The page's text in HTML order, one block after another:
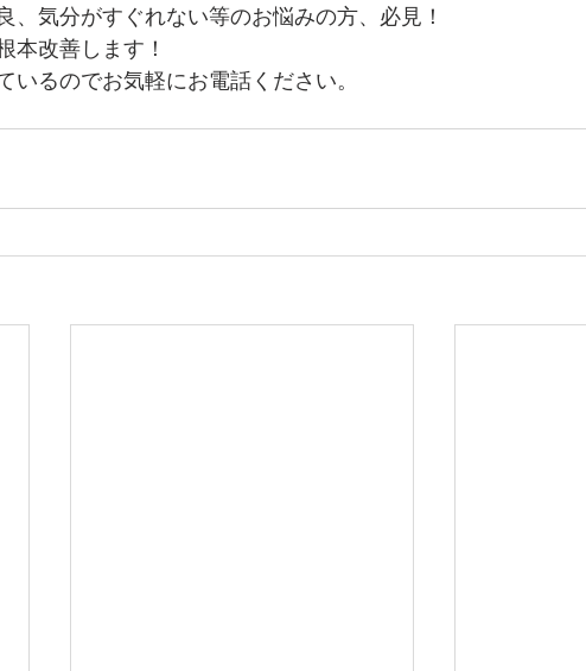
、気分がすぐれない等のお悩みの方、必見！
本改善します！
いるのでお気軽にお電話ください。